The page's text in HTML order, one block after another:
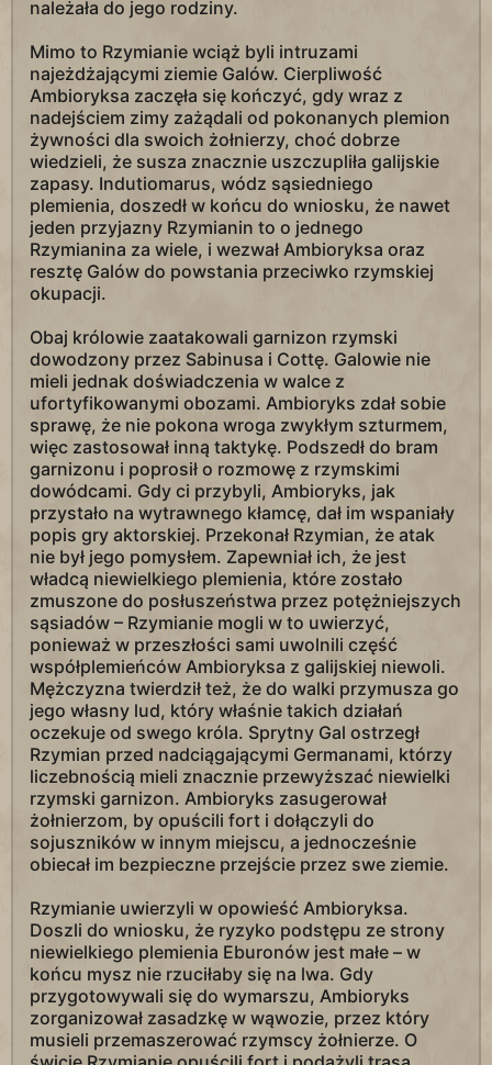
należała do jego rodziny.
Mimo to Rzymianie wciąż byli intruzami
najeżdżającymi ziemie Galów. Cierpliwość
Ambioryksa zaczęła się kończyć, gdy wraz z
nadejściem zimy zażądali od pokonanych plemion
żywności dla swoich żołnierzy, choć dobrze
wiedzieli, że susza znacznie uszczupliła galijskie
zapasy. Indutiomarus, wódz sąsiedniego
plemienia, doszedł w końcu do wniosku, że nawet
jeden przyjazny Rzymianin to o jednego
Rzymianina za wiele, i wezwał Ambioryksa oraz
resztę Galów do powstania przeciwko rzymskiej
okupacji.
Obaj królowie zaatakowali garnizon rzymski
dowodzony przez Sabinusa i Cottę. Galowie nie
mieli jednak doświadczenia w walce z
ufortyfikowanymi obozami. Ambioryks zdał sobie
sprawę, że nie pokona wroga zwykłym szturmem,
więc zastosował inną taktykę. Podszedł do bram
garnizonu i poprosił o rozmowę z rzymskimi
dowódcami. Gdy ci przybyli, Ambioryks, jak
przystało na wytrawnego kłamcę, dał im wspaniały
popis gry aktorskiej. Przekonał Rzymian, że atak
nie był jego pomysłem. Zapewniał ich, że jest
władcą niewielkiego plemienia, które zostało
zmuszone do posłuszeństwa przez potężniejszych
sąsiadów – Rzymianie mogli w to uwierzyć,
ponieważ w przeszłości sami uwolnili część
współplemieńców Ambioryksa z galijskiej niewoli.
Mężczyzna twierdził też, że do walki przymusza go
jego własny lud, który właśnie takich działań
oczekuje od swego króla. Sprytny Gal ostrzegł
Rzymian przed nadciągającymi Germanami, którzy
liczebnością mieli znacznie przewyższać niewielki
rzymski garnizon. Ambioryks zasugerował
żołnierzom, by opuścili fort i dołączyli do
sojuszników w innym miejscu, a jednocześnie
obiecał im bezpieczne przejście przez swe ziemie.
Rzymianie uwierzyli w opowieść Ambioryksa.
Doszli do wniosku, że ryzyko podstępu ze strony
niewielkiego plemienia Eburonów jest małe – w
końcu mysz nie rzuciłaby się na lwa. Gdy
przygotowywali się do wymarszu, Ambioryks
zorganizował zasadzkę w wąwozie, przez który
musieli przemaszerować rzymscy żołnierze. O